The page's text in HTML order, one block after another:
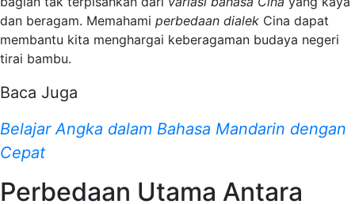
dan beragam. Memahami perbedaan dialek Cina dapat
membantu kita menghargai keberagaman budaya negeri
tirai bambu.
Baca Juga
Belajar Angka dalam Bahasa Mandarin dengan
Cepat
Perbedaan Utama Antara